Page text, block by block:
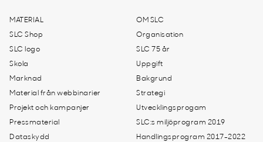
MATERIAL
SLC Shop
SLC logo
Skola
Marknad
Material från webbinarier
Projekt och kampanjer
Pressmaterial
Dataskydd
OM SLC
Organisation
SLC 75 år
Uppgift
Bakgrund
Strategi
Utvecklingsprogam
SLC:s miljöprogram 2019
Handlingsprogram 2017-2022